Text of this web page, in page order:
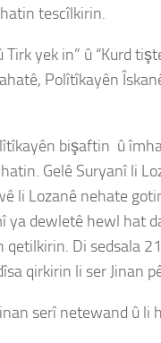
tescîlkirin.
yek in” û “Kurd
Polîtîkayên
bişaftin û
Gelê Suryanî li
li Lozanê nehate
dewletê hewl hat
Di sedsala
qirkirin li ser Jinan
serî netewand û li